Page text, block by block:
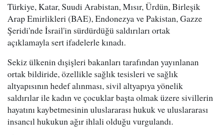
Türkiye, Katar, Suudi Arabistan, Mısır, Ürdün, Birleşik
Arap Emirlikleri (BAE), Endonezya ve Pakistan, Gazze
Şeridi'nde İsrail'in sürdürdüğü saldırıları ortak
açıklamayla sert ifadelerle kınadı.
Sekiz ülkenin dışişleri bakanları tarafından yayınlanan
ortak bildiride, özellikle sağlık tesisleri ve sağlık
altyapısının hedef alınması, sivil altyapıya yönelik
saldırılar ile kadın ve çocuklar başta olmak üzere sivillerin
hayatını kaybetmesinin uluslararası hukuk ve uluslararası
insancıl hukukun ağır ihlali olduğu vurgulandı.